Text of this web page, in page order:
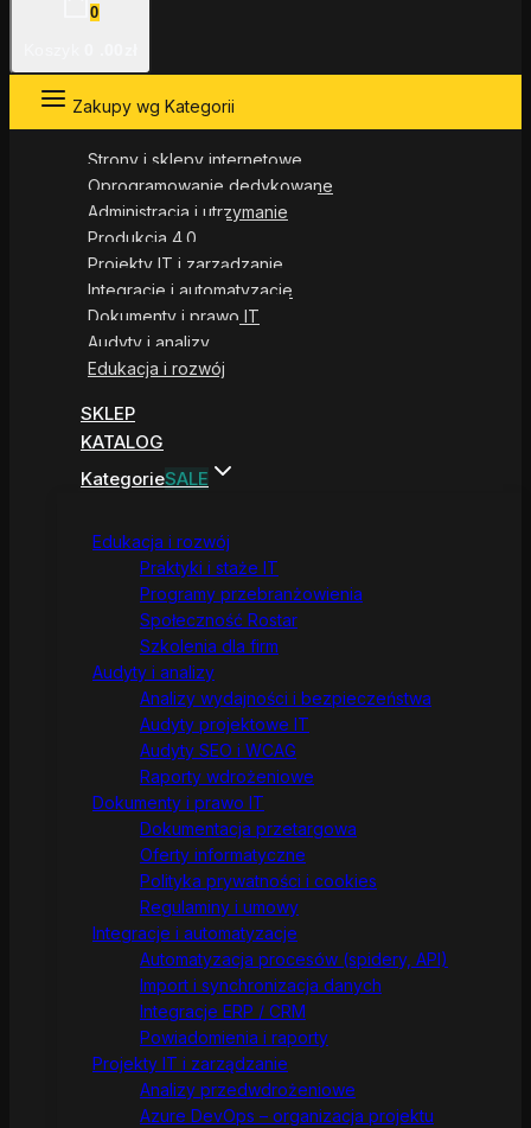
0
Zakupy wg Kategorii
Strony i sklepy internetowe
Oprogramowanie dedykowane
Administracja i utrzymanie
Produkcja 4.0
Projekty IT i zarządzanie
Integracje i automatyzacje
Dokumenty i prawo IT
Audyty i analizy
Edukacja i rozwój
SKLEP
KATALOG
KategorieSALE
Edukacja i rozwój
Praktyki i staże IT
Programy przebranżowienia
Społeczność Rostar
Szkolenia dla firm
Audyty i analizy
Analizy wydajności i bezpieczeństwa
Audyty projektowe IT
Audyty SEO i WCAG
Raporty wdrożeniowe
Dokumenty i prawo IT
Dokumentacja przetargowa
Oferty informatyczne
Polityka prywatności i cookies
Regulaminy i umowy
Integracje i automatyzacje
Automatyzacja procesów (spidery, API)
Import i synchronizacja danych
Integracje ERP / CRM
Powiadomienia i raporty
Projekty IT i zarządzanie
Analizy przedwdrożeniowe
Azure DevOps – organizacja projektu